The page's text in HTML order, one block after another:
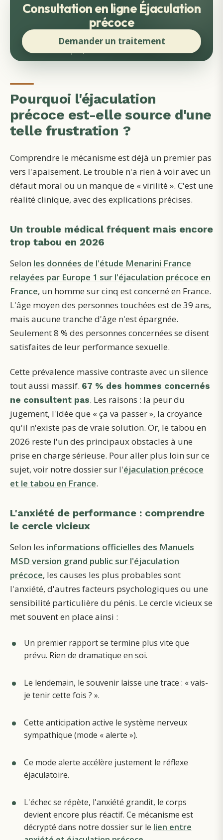
Consultation en ligne Éjaculation
précoce
Demander un traitement
Pourquoi l'éjaculation
précoce est-elle source d'une
telle frustration ?
Comprendre le mécanisme est déjà un premier pas
vers l'apaisement. Le trouble n'a rien à voir avec un
défaut moral ou un manque de « virilité ». C'est une
réalité clinique, avec des explications précises.
Un trouble médical fréquent mais encore
trop tabou en 2026
Selon les données de l'étude Menarini France
relayées par Europe 1 sur l'éjaculation précoce en
France, un homme sur cinq est concerné en France.
L'âge moyen des personnes touchées est de 39 ans,
mais aucune tranche d'âge n'est épargnée.
Seulement 8 % des personnes concernées se disent
satisfaites de leur performance sexuelle.
Cette prévalence massive contraste avec un silence
tout aussi massif. 67 % des hommes concernés
ne consultent pas. Les raisons : la peur du
jugement, l'idée que « ça va passer », la croyance
qu'il n'existe pas de vraie solution. Or, le tabou en
2026 reste l'un des principaux obstacles à une
prise en charge sérieuse. Pour aller plus loin sur ce
sujet, voir notre dossier sur l'éjaculation précoce
et le tabou en France.
L'anxiété de performance : comprendre
le cercle vicieux
Selon les informations officielles des Manuels
MSD version grand public sur l'éjaculation
précoce, les causes les plus probables sont
l'anxiété, d'autres facteurs psychologiques ou une
sensibilité particulière du pénis. Le cercle vicieux se
met souvent en place ainsi :
Un premier rapport se termine plus vite que
prévu. Rien de dramatique en soi.
Le lendemain, le souvenir laisse une trace : « vais-
je tenir cette fois ? ».
Cette anticipation active le système nerveux
sympathique (mode « alerte »).
Ce mode alerte accélère justement le réflexe
éjaculatoire.
L'échec se répète, l'anxiété grandit, le corps
devient encore plus réactif. Ce mécanisme est
décrypté dans notre dossier sur le lien entre